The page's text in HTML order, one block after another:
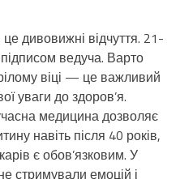
дивовижні відчуття. 21-
ведуча. Варто
віці — це важливий
уваги до здоров’я.
медицина дозволяє
навіть після 40 років,
є обов’язковим. У
стримували емоцій і